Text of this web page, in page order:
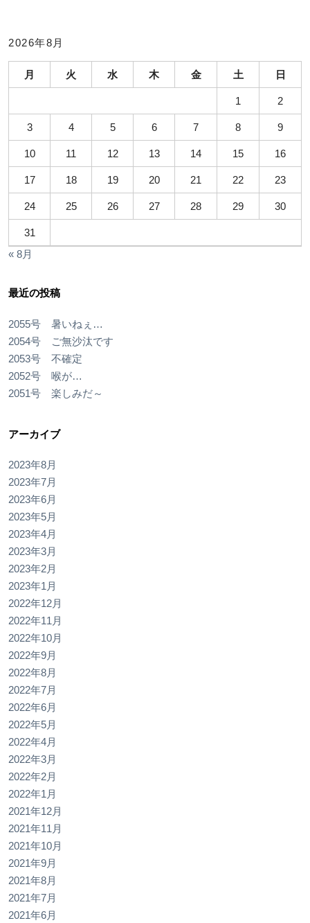
2026年8月
月 火 水 木 金 土 日
1 2
3 4 5 6 7 8 9
10 11 12 13 14 15 16
17 18 19 20 21 22 23
24 25 26 27 28 29 30
31
« 8月
最近の投稿
2055号 暑いねぇ…
2054号 ご無沙汰です
2053号 不確定
2052号 喉が…
2051号 楽しみだ～
アーカイブ
2023年8月
2023年7月
2023年6月
2023年5月
2023年4月
2023年3月
2023年2月
2023年1月
2022年12月
2022年11月
2022年10月
2022年9月
2022年8月
2022年7月
2022年6月
2022年5月
2022年4月
2022年3月
2022年2月
2022年1月
2021年12月
2021年11月
2021年10月
2021年9月
2021年8月
2021年7月
2021年6月